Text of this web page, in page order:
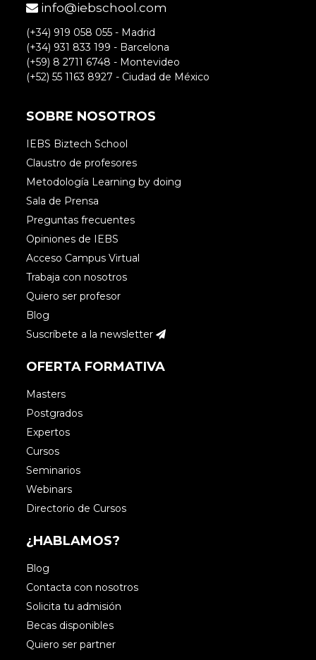
info@iebschool.com
(+34) 919 058 055 - Madrid
(+34) 931 833 199 - Barcelona
(+59) 8 2711 6748 - Montevideo
(+52) 55 1163 8927 - Ciudad de México
SOBRE NOSOTROS
IEBS Biztech School
Claustro de profesores
Metodología Learning by doing
Sala de Prensa
Preguntas frecuentes
Opiniones de IEBS
Acceso Campus Virtual
Trabaja con nosotros
Quiero ser profesor
Blog
Suscríbete a la newsletter
OFERTA FORMATIVA
Masters
Postgrados
Expertos
Cursos
Seminarios
Webinars
Directorio de Cursos
¿HABLAMOS?
Blog
Contacta con nosotros
Solicita tu admisión
Becas disponibles
Quiero ser partner